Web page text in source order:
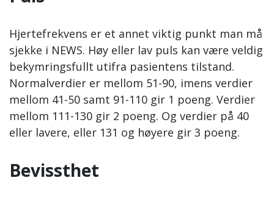
Hjertefrekvens er et annet viktig punkt man må
sjekke i NEWS. Høy eller lav puls kan være veldig
bekymringsfullt utifra pasientens tilstand.
Normalverdier er mellom 51-90, imens verdier
mellom 41-50 samt 91-110 gir 1 poeng. Verdier
mellom 111-130 gir 2 poeng. Og verdier på 40
eller lavere, eller 131 og høyere gir 3 poeng.
Bevissthet